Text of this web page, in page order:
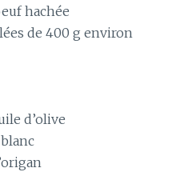
hachée
de 400 g environ
d’olive